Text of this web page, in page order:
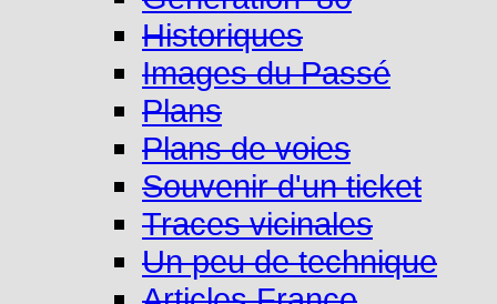
Historiques
Images du Passé
Plans
Plans de voies
Souvenir d'un ticket
Traces vicinales
Un peu de technique